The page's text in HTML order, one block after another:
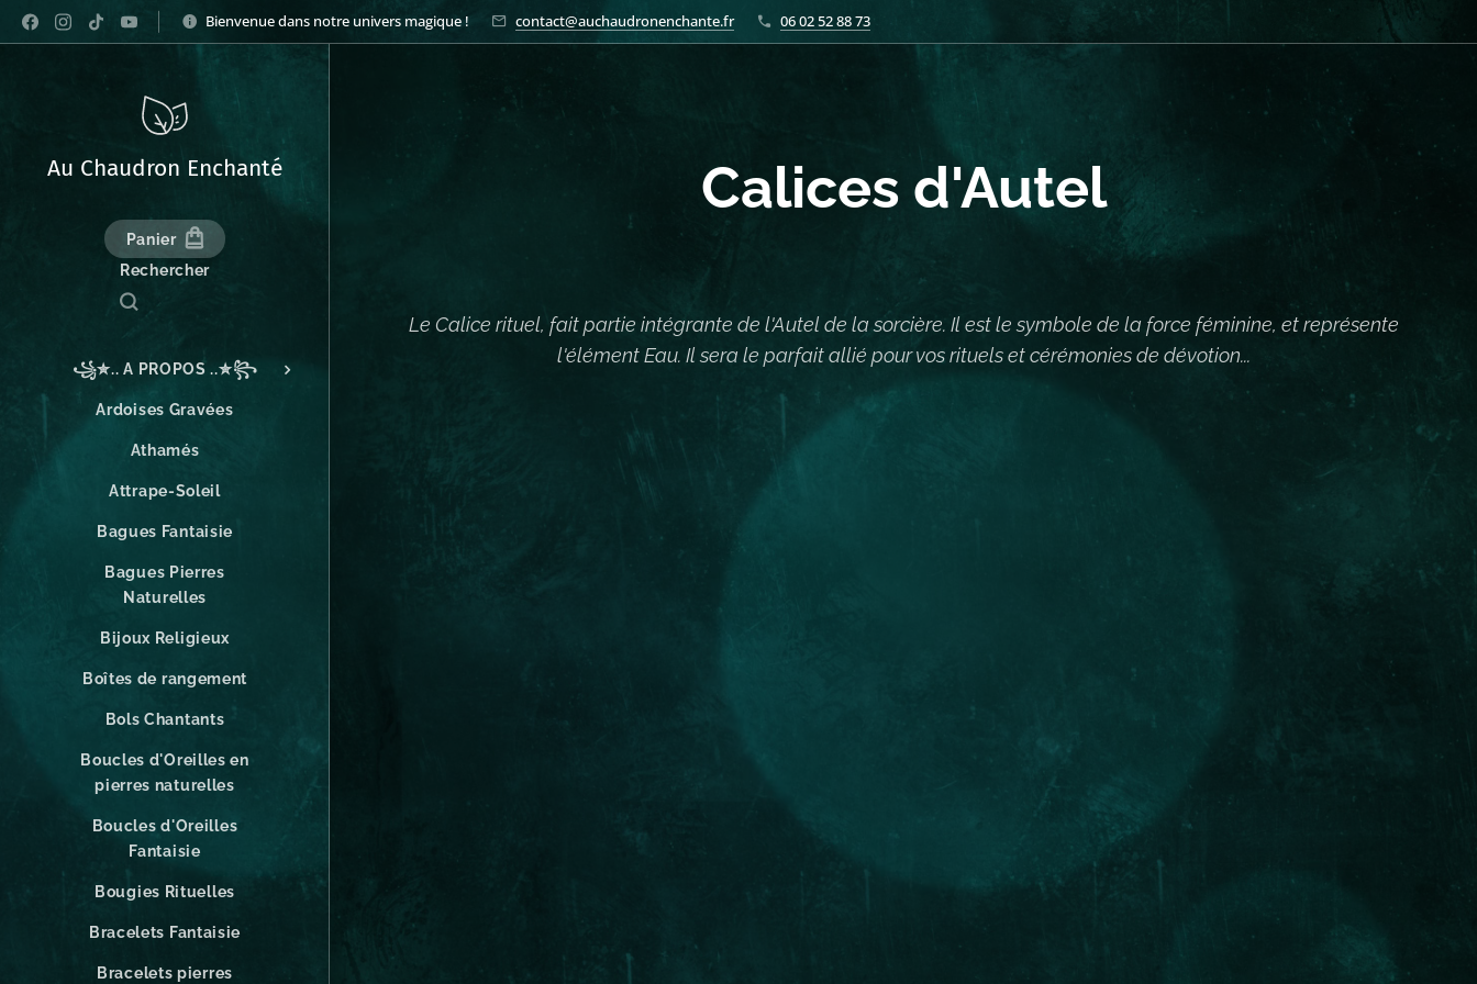
Bienvenue dans notre univers magique ! contact@auchaudronenchante.fr 06 02 52 88 73
Au Chaudron Enchanté
Panier
Rechercher
꧁✮.. A PROPOS ..✮꧂
Ardoises Gravées
Athamés
Attrape-Soleil
Bagues Fantaisie
Bagues Pierres
Naturelles
Bijoux Religieux
Boîtes de rangement
Bols Chantants
Boucles d'Oreilles en
pierres naturelles
Boucles d'Oreilles
Fantaisie
Bougies Rituelles
Bracelets Fantaisie
Bracelets pierres
Calices d'Autel
Le Calice rituel, fait partie intégrante de l'Autel de la sorcière. Il est le symbole de la force féminine, et représente
l'élément Eau. Il sera le parfait allié pour vos rituels et cérémonies de dévotion...